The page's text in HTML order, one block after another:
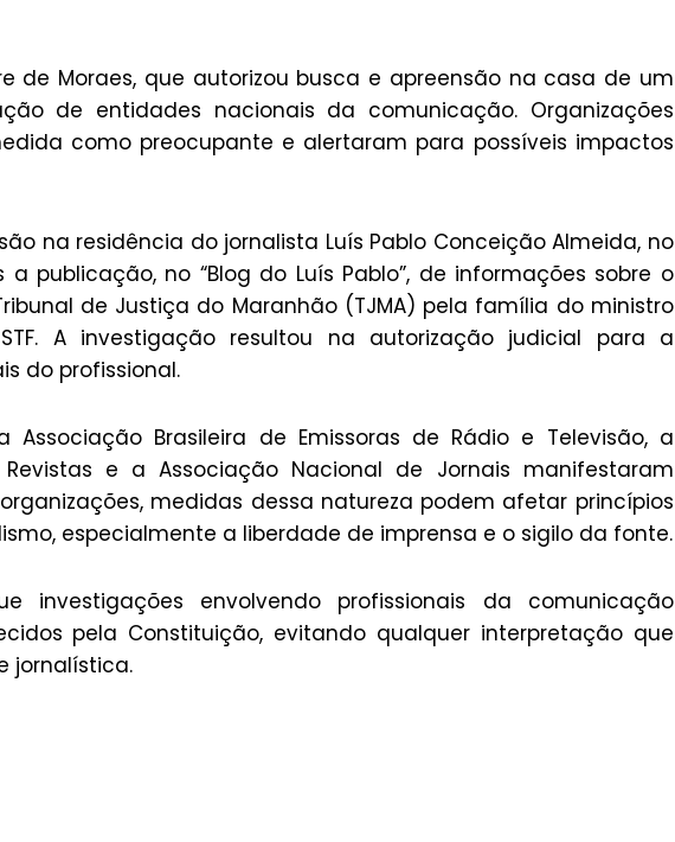
de Moraes, que autorizou busca e apreensão na casa de um
de entidades nacionais da comunicação. Organizações
como preocupante e alertaram para possíveis impactos
na residência do jornalista Luís Pablo Conceição Almeida, no
publicação, no “Blog do Luís Pablo”, de informações sobre o
de Justiça do Maranhão (TJMA) pela família do ministro
A investigação resultou na autorização judicial para a
do profissional.
Brasileira de Emissoras de Rádio e Televisão, a
e a Associação Nacional de Jornais manifestaram
medidas dessa natureza podem afetar princípios
especialmente a liberdade de imprensa e o sigilo da fonte.
investigações envolvendo profissionais da comunicação
pela Constituição, evitando qualquer interpretação que
jornalística.